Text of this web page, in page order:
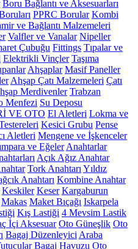
Boru Bağlantı ve Aksesuarları
PPRC Borular Kombi
ve Bağlantı Malzemeleri
Valfler ve Vanalar Nipeller
Çubuğu Fittings Tıpalar ve
Elektrikli Vinçler Taşıma
Ahşaplar Masif Paneller
Ahşap Çatı Malzemeleri Çatı
Merdivenler Trabzan
Menfezi Su Deposu
VE OTO El Aletleri Lokma ve
Kesici Grubu Pense
Aletleri Mengene ve İşkenceler
ve Eğeler Anahtarlar
Açık Ağız Anahtar
Tork Anahtarı Yıldız
Anahtarı Kombine Anahtar
Keskiler Keser Kargaburun
Makas Maket Bıçağı Iskarpela
Kış Lastiği 4 Mevsim Lastik
İçi Aksesuar Oto Güneşlik Oto
Bagaj Düzenleyici Araba
Bagaj Havuzu Oto